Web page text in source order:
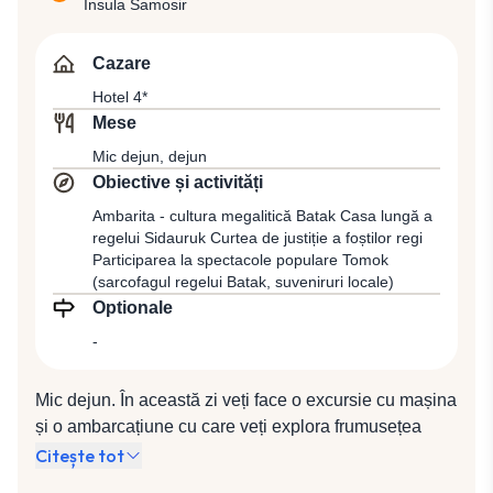
lungă a regelui Simalungun, după care veți ajunge la
unde veți traversa lacul cu o barcă cu motor (aprox. 1
oră) pentru a ajunge pe Insula Samosir, patria
oamenilor Batak. Cazare la hotel 4*.
Insula Samosir
Cazare
Hotel 4*
Mese
Mic dejun, dejun
Obiective și activități
Ambarita - cultura megalitică Batak Casa lungă a
regelui Sidauruk Curtea de justiție a foștilor regi
Participarea la spectacole populare Tomok
(sarcofagul regelui Batak, suveniruri locale)
Optionale
-
Mic dejun. În această zi veți face o excursie cu mașina
și o ambarcațiune cu care veți explora frumusețea
naturală și aspectele culturale ale Insulei Samosir.
Citește tot